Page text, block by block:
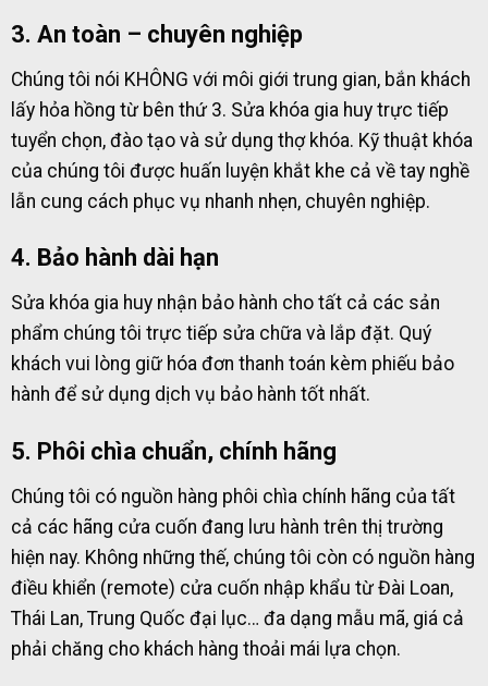
3. An toàn – chuyên nghiệp
Chúng tôi nói KHÔNG với môi giới trung gian, bắn khách
lấy hỏa hồng từ bên thứ 3. Sửa khóa gia huy trực tiếp
tuyển chọn, đào tạo và sử dụng thợ khóa. Kỹ thuật khóa
của chúng tôi được huấn luyện khắt khe cả về tay nghề
lẫn cung cách phục vụ nhanh nhẹn, chuyên nghiệp.
4. Bảo hành dài hạn
Sửa khóa gia huy nhận bảo hành cho tất cả các sản
phẩm chúng tôi trực tiếp sửa chữa và lắp đặt. Quý
khách vui lòng giữ hóa đơn thanh toán kèm phiếu bảo
hành để sử dụng dịch vụ bảo hành tốt nhất.
5. Phôi chìa chuẩn, chính hãng
Chúng tôi có nguồn hàng phôi chìa chính hãng của tất
cả các hãng cửa cuốn đang lưu hành trên thị trường
hiện nay. Không những thế, chúng tôi còn có nguồn hàng
điều khiển (remote) cửa cuốn nhập khẩu từ Đài Loan,
Thái Lan, Trung Quốc đại lục… đa dạng mẫu mã, giá cả
phải chăng cho khách hàng thoải mái lựa chọn.